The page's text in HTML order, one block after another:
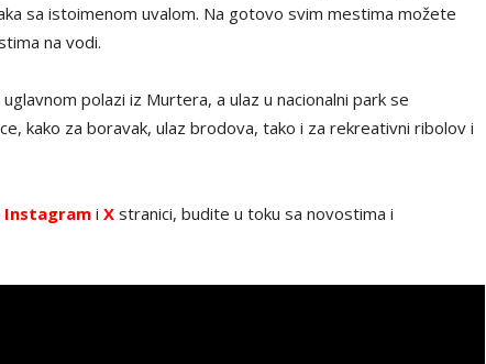
sa istoimenom uvalom. Na gotovo svim mestima možete
na vodi.
polazi iz Murtera, a ulaz u nacionalni park se
kako za boravak, ulaz brodova, tako i za rekreativni ribolov i
Instagram i X stranici, budite u toku sa novostima i